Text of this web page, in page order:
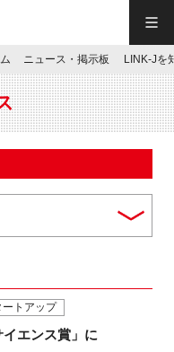
ニュース・掲示板 LINK-Jを
ートアップ
エンス賞」に